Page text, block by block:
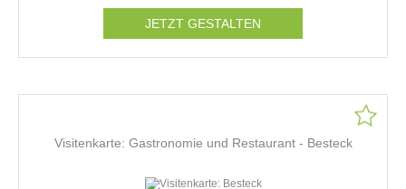
JETZT GESTALTEN
Visitenkarte: Gastronomie und Restaurant - Besteck